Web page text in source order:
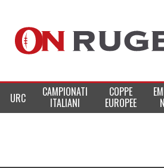
URC CAMPIONATI
ITALIANI
COPPE
EUROPEE